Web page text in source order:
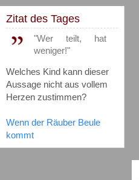
Zitat des Tages
"Wer teilt, hat
weniger!"
Welches Kind kann dieser
Aussage nicht aus vollem
Herzen zustimmen?
Wenn der Räuber Beule
kommt